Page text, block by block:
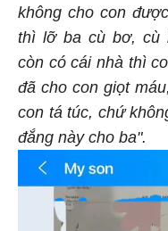
không cho con
thì lỡ ba cù bơ, cù
còn có cái nhà thì
đã cho con giọt
con tá túc, chứ
đắng này cho ba".